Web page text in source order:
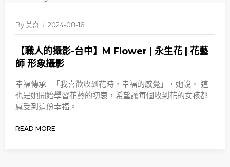
By英奇 2024-08-16
【職人的攝影-台中】M Flower | 永生花 | 花藝
師 形象攝影
幸福傳承 「我喜歡收到花時，幸福的感覺」，她說。 這
也是她開始學習花藝的初衷，希望讓每個收到花的女孩都
感受到這份幸福。
READ MORE